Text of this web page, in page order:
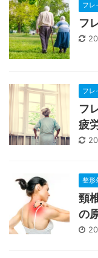
フレ
フ
フレ
フ
疲
整形
頸
の